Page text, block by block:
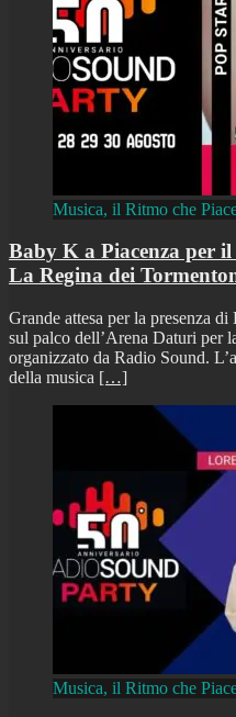
Musica, il Ritmo che
Baby K a Piacenza per
La Regina dei
Grande attesa per la presenza
sul palco dell’Arena Daturi per
organizzato da Radio Sound.
della musica […]
Musica, il Ritmo che